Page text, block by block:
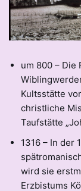
um 800 – Die
Kultsstätte
christliche
Taufstätte
1316 – In der
wird sie
Erzbistums